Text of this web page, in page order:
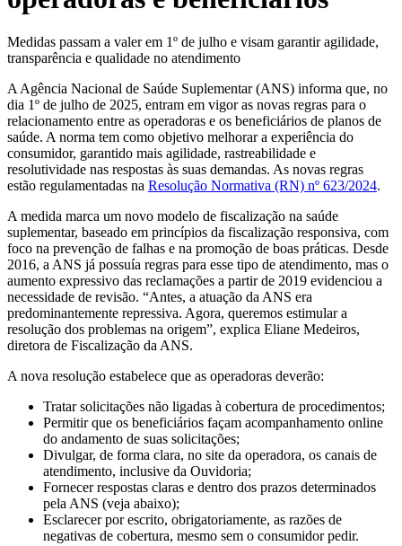
Medidas passam a valer em 1º de julho e visam garantir agilidade,
transparência e qualidade no atendimento
A Agência Nacional de Saúde Suplementar (ANS) informa que, no
dia 1º de julho de 2025, entram em vigor as novas regras para o
relacionamento entre as operadoras e os beneficiários de planos de
saúde. A norma tem como objetivo melhorar a experiência do
consumidor, garantido mais agilidade, rastreabilidade e
resolutividade nas respostas às suas demandas. As novas regras
estão regulamentadas na Resolução Normativa (RN) nº 623/2024.
A medida marca um novo modelo de fiscalização na saúde
suplementar, baseado em princípios da fiscalização responsiva, com
foco na prevenção de falhas e na promoção de boas práticas. Desde
2016, a ANS já possuía regras para esse tipo de atendimento, mas o
aumento expressivo das reclamações a partir de 2019 evidenciou a
necessidade de revisão. “Antes, a atuação da ANS era
predominantemente repressiva. Agora, queremos estimular a
resolução dos problemas na origem”, explica Eliane Medeiros,
diretora de Fiscalização da ANS.
A nova resolução estabelece que as operadoras deverão:
Tratar solicitações não ligadas à cobertura de procedimentos;
Permitir que os beneficiários façam acompanhamento online
do andamento de suas solicitações;
Divulgar, de forma clara, no site da operadora, os canais de
atendimento, inclusive da Ouvidoria;
Fornecer respostas claras e dentro dos prazos determinados
pela ANS (veja abaixo);
Esclarecer por escrito, obrigatoriamente, as razões de
negativas de cobertura, mesmo sem o consumidor pedir.